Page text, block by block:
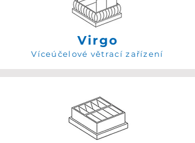
Virgo
Víceúčelové větrací zařízení